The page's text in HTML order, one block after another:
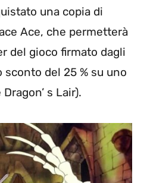
una copia di
Ace, che permetterà
del gioco firmato dagli
del 25 % su uno
s Lair).